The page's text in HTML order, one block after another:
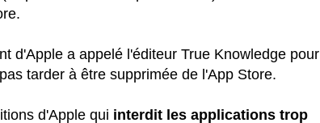
d'Apple a appelé l'éditeur True Knowledge pour
tarder à être supprimée de l'App Store.
d'Apple qui interdit les applications trop